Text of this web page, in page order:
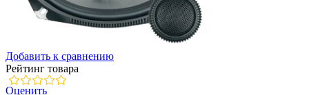
Добавить к сравнению
Рейтинг товара
Оценить